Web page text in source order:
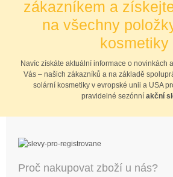
zákazníkem a
na všechny
kosmetiky
Navíc získáte aktuální informace o novinkách
Vás – našich zákazníků a na základě
solární kosmetiky v evropské unii a USA
pravidelné sezónníakční
Proč nakupovat zboží u nás?